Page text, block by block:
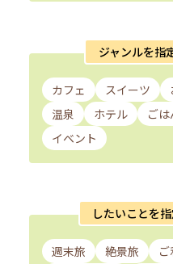
ジャンルを指
カフェ スイーツ
温泉
ホテル ごは
イベント
したいことを
週末旅 絶景旅